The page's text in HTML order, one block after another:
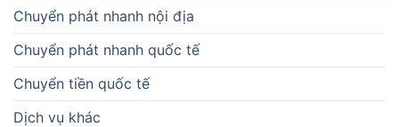
Chuyển phát nhanh nội địa
Chuyển phát nhanh quốc tế
Chuyển tiền quốc tế
Dịch vụ khác